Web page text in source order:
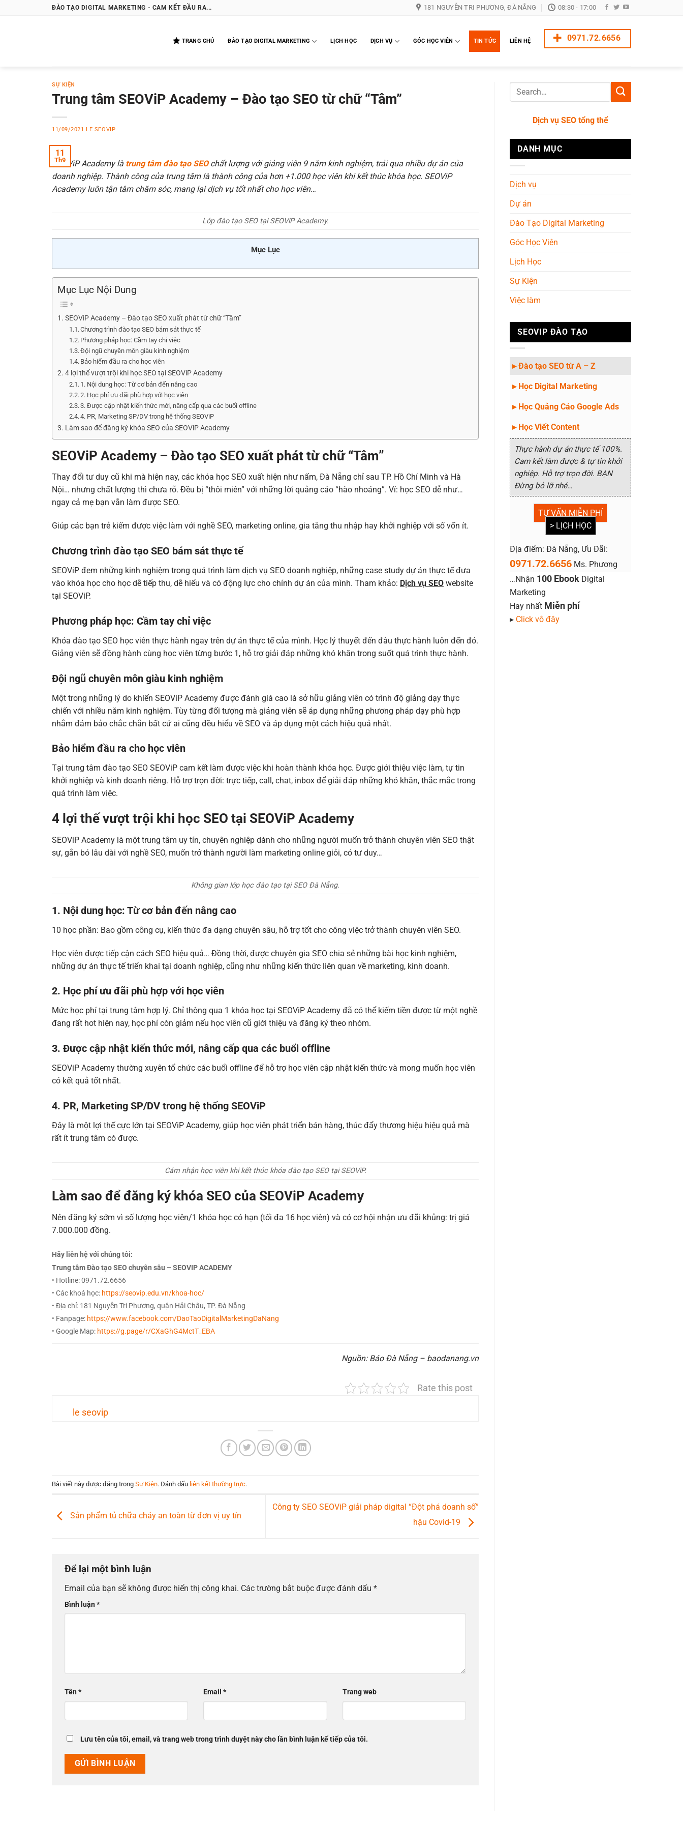
ĐÀO TẠO DIGITAL MARKETING - CAM KẾT ĐẦU RA... 181 NGUYỄN TRI PHƯƠNG, ĐÀ NẴNG 08:30 - 17:00
TRANG CHỦ ĐÀO TẠO DIGITAL MARKETING LỊCH HỌC DỊCH VỤ GÓC HỌC VIÊN TIN TỨC LIÊN HỆ 0971.72.6656
SỰ KIỆN
Trung tâm SEOViP Academy – Đào tạo SEO từ chữ “Tâm”
11/09/2021 LE SEOVIP
11
Th9
SEOViP Academy là trung tâm đào tạo SEOchất lượng với giảng viên 9 năm kinh nghiệm, trải qua nhiều dự án của
doanh nghiệp. Thành công của trung tâm là thành công của hơn +1.000 học viên khi kết thúc khóa học. SEOViP
Academy luôn tận tâm chăm sóc, mang lại dịch vụ tốt nhất cho học viên…
Lớp đào tạo SEO tại SEOViP Academy.
Mục Lục
Mục Lục Nội Dung
SEOViP Academy – Đào tạo SEO xuất phát từ chữ “Tâm”
Chương trình đào tạo SEO bám sát thực tế
Phương pháp học: Cầm tay chỉ việc
Đội ngũ chuyên môn giàu kinh nghiệm
Bảo hiểm đầu ra cho học viên
4 lợi thế vượt trội khi học SEO tại SEOViP Academy
1. Nội dung học: Từ cơ bản đến nâng cao
2. Học phí ưu đãi phù hợp với học viên
3. Được cập nhật kiến thức mới, nâng cấp qua các buổi offline
4. PR, Marketing SP/DV trong hệ thống SEOViP
Làm sao để đăng ký khóa SEO của SEOViP Academy
SEOViP Academy – Đào tạo SEO xuất phát từ chữ “Tâm”
Thay đổi tư duy cũ khi mà hiện nay, các khóa học SEO xuất hiện như nấm, Đà Nẵng chỉ sau TP. Hồ Chí Minh và Hà
Nội… nhưng chất lượng thì chưa rõ. Đều bị “thôi miên” với những lời quảng cáo “hào nhoáng”. Ví: học SEO dễ như…
ngay cả mẹ bạn vẫn làm được SEO.
Giúp các bạn trẻ kiếm được việc làm với nghề SEO, marketing online, gia tăng thu nhập hay khởi nghiệp với số vốn ít.
Chương trình đào tạo SEO bám sát thực tế
SEOViP đem những kinh nghiệm trong quá trình làm dịch vụ SEO doanh nghiệp, những case study dự án thực tế đưa
vào khóa học cho học dễ tiếp thu, dễ hiểu và có động lực cho chính dự án của mình. Tham khảo: Dịch vụ SEO website
tại SEOViP.
Phương pháp học: Cầm tay chỉ việc
Khóa đào tạo SEO học viên thực hành ngay trên dự án thực tế của mình. Học lý thuyết đến đâu thực hành luôn đến đó.
Giảng viên sẽ đồng hành cùng học viên từng bước 1, hỗ trợ giải đáp những khó khăn trong suốt quá trình thực hành.
Đội ngũ chuyên môn giàu kinh nghiệm
Một trong những lý do khiến SEOViP Academy được đánh giá cao là sở hữu giảng viên có trình độ giảng dạy thực
chiến với nhiều năm kinh nghiệm. Tùy từng đối tượng mà giảng viên sẽ áp dụng những phương pháp dạy phù hợp
nhằm đảm bảo chắc chắn bất cứ ai cũng đều hiểu về SEO và áp dụng một cách hiệu quả nhất.
Bảo hiểm đầu ra cho học viên
Tại trung tâm đào tạo SEO SEOViP cam kết làm được việc khi hoàn thành khóa học. Được giới thiệu việc làm, tự tin
khởi nghiệp và kinh doanh riêng. Hỗ trợ trọn đời: trực tiếp, call, chat, inbox để giải đáp những khó khăn, thắc mắc trong
quá trình làm việc.
4 lợi thế vượt trội khi học SEO tại SEOViP Academy
SEOViP Academy là một trung tâm uy tín, chuyên nghiệp dành cho những người muốn trở thành chuyên viên SEO thật
sự, gắn bó lâu dài với nghề SEO, muốn trở thành người làm marketing online giỏi, có tư duy…
Không gian lớp học đào tạo tại SEO Đà Nẵng.
1. Nội dung học: Từ cơ bản đến nâng cao
10 học phần: Bao gồm công cụ, kiến thức đa dạng chuyên sâu, hỗ trợ tốt cho công việc trở thành chuyên viên SEO.
Học viên được tiếp cận cách SEO hiệu quả… Đồng thời, được chuyên gia SEO chia sẻ những bài học kinh nghiệm,
những dự án thực tế triển khai tại doanh nghiệp, cũng như những kiến thức liên quan về marketing, kinh doanh.
2. Học phí ưu đãi phù hợp với học viên
Mức học phí tại trung tâm hợp lý. Chỉ thông qua 1 khóa học tại SEOViP Academy đã có thể kiếm tiền được từ một nghề
đang rất hot hiện nay, học phí còn giảm nếu học viên cũ giới thiệu và đăng ký theo nhóm.
3. Được cập nhật kiến thức mới, nâng cấp qua các buổi offline
SEOViP Academy thường xuyên tổ chức các buổi offline để hỗ trợ học viên cập nhật kiến thức và mong muốn học viên
có kết quả tốt nhất.
4. PR, Marketing SP/DV trong hệ thống SEOViP
Đây là một lợi thế cực lớn tại SEOViP Academy, giúp học viên phát triển bán hàng, thúc đẩy thương hiệu hiệu quả mà
rất ít trung tâm có được.
Cảm nhận học viên khi kết thúc khóa đào tạo SEO tại SEOViP.
Làm sao để đăng ký khóa SEO của SEOViP Academy
Nên đăng ký sớm vì số lượng học viên/1 khóa học có hạn (tối đa 16 học viên) và có cơ hội nhận ưu đãi khủng: trị giá
7.000.000 đồng.
Hãy liên hệ với chúng tôi:
Trung tâm Đào tạo SEO chuyên sâu – SEOVIP ACADEMY
• Hotline: 0971.72.6656
• Các khoá học: https://seovip.edu.vn/khoa-hoc/
• Địa chỉ: 181 Nguyễn Tri Phương, quận Hải Châu, TP. Đà Nẵng
• Fanpage: https://www.facebook.com/DaoTaoDigitalMarketingDaNang
• Google Map: https://g.page/r/CXaGhG4MctT_EBA
Nguồn: Báo Đà Nẵng – baodanang.vn
Rate this post
le seovip
Bài viết này được đăng trong Sự Kiện. Đánh dấu liên kết thường trực.
Sản phẩm tủ chữa cháy an toàn từ đơn vị uy tín
Công ty SEO SEOViP giải pháp digital “Đột phá doanh số”
hậu Covid-19
Để lại một bình luận
Email của bạn sẽ không được hiển thị công khai. Các trường bắt buộc được đánh dấu *
Bình luận*
Tên* Email* Trang web
Lưu tên của tôi, email, và trang web trong trình duyệt này cho lần bình luận kế tiếp của tôi.
Dịch vụ SEO tổng thể
DANH MỤC
Dịch vụ
Dự án
Đào Tạo Digital Marketing
Góc Học Viên
Lịch Học
Sự Kiện
Việc làm
SEOVIP ĐÀO TẠO
▸ Đào tạo SEO từ A – Z
▸ Học Digital Marketing
▸ Học Quảng Cáo Google Ads
▸ Học Viết Content
Thực hành dự án thực tế 100%.
Cam kết làm được & tự tin khởi
nghiệp. Hỗ trợ trọn đời. BẠN
Đừng bỏ lỡ nhé…
TƯ VẤN MIỄN PHÍ
> LỊCH HỌC
Địa điểm: Đà Nẵng, Ưu Đãi:
0971.72.6656 Ms. Phương
…Nhận 100 Ebook Digital
Marketing
Hay nhất Miễn phí
▸ Click vô đây